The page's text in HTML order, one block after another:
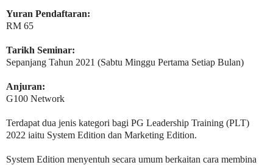
Yuran Pendaftaran:
RM 65
Tarikh Seminar:
Sepanjang Tahun 2021 (Sabtu Minggu Pertama Setiap Bulan)
Anjuran:
G100 Network
Terdapat dua jenis kategori bagi PG Leadership Training (PLT)
2022 iaitu System Edition dan Marketing Edition.
System Edition menyentuh secara umum berkaitan cara membina